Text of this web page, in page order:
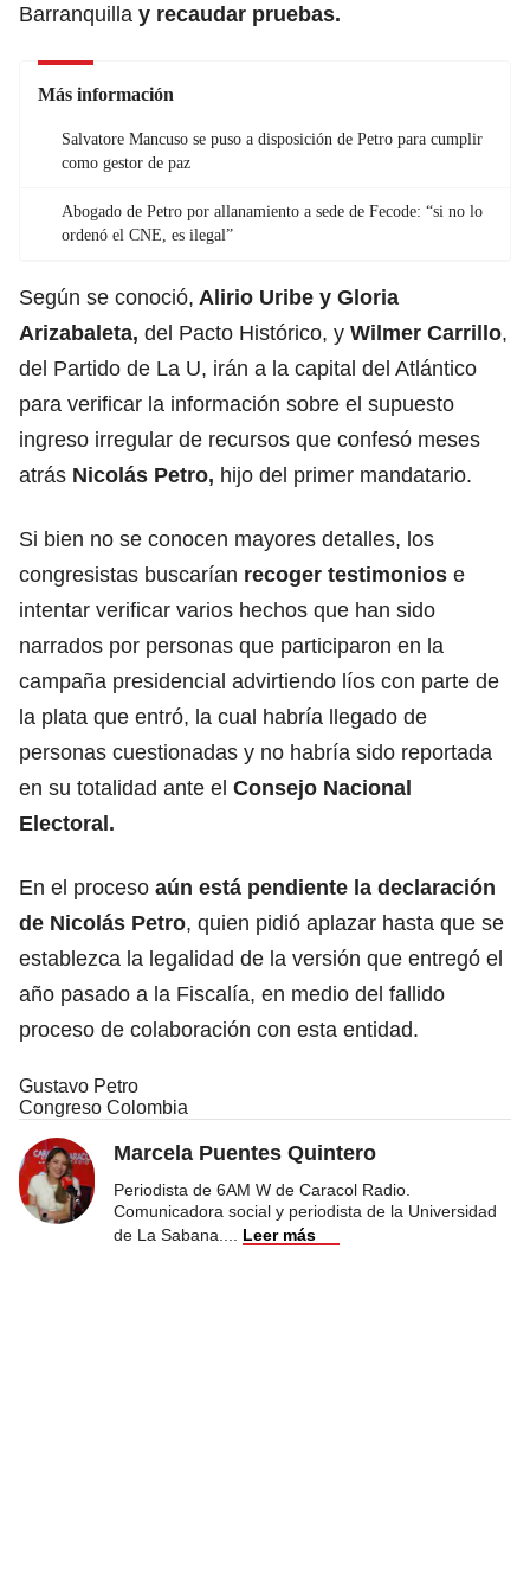
Barranquilla y recaudar pruebas.
Más información
Salvatore Mancuso se puso a disposición de Petro para cumplir
como gestor de paz
Abogado de Petro por allanamiento a sede de Fecode: “si no lo
ordenó el CNE, es ilegal”
Según se conoció, Alirio Uribe y Gloria
Arizabaleta, del Pacto Histórico, y Wilmer Carrillo,
del Partido de La U, irán a la capital del Atlántico
para verificar la información sobre el supuesto
ingreso irregular de recursos que confesó meses
atrás Nicolás Petro, hijo del primer mandatario.
Si bien no se conocen mayores detalles, los
congresistas buscarían recoger testimonios e
intentar verificar varios hechos que han sido
narrados por personas que participaron en la
campaña presidencial advirtiendo líos con parte de
la plata que entró, la cual habría llegado de
personas cuestionadas y no habría sido reportada
en su totalidad ante el Consejo Nacional
Electoral.
En el proceso aún está pendiente la declaración
de Nicolás Petro, quien pidió aplazar hasta que se
establezca la legalidad de la versión que entregó el
año pasado a la Fiscalía, en medio del fallido
proceso de colaboración con esta entidad.
Gustavo Petro
Congreso Colombia
Marcela Puentes Quintero
Periodista de 6AM W de Caracol Radio.
Comunicadora social y periodista de la Universidad
de La Sabana.
Leer más